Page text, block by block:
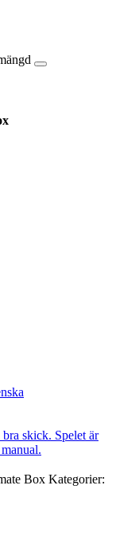
skick. Spelet är
Box Kategorier: